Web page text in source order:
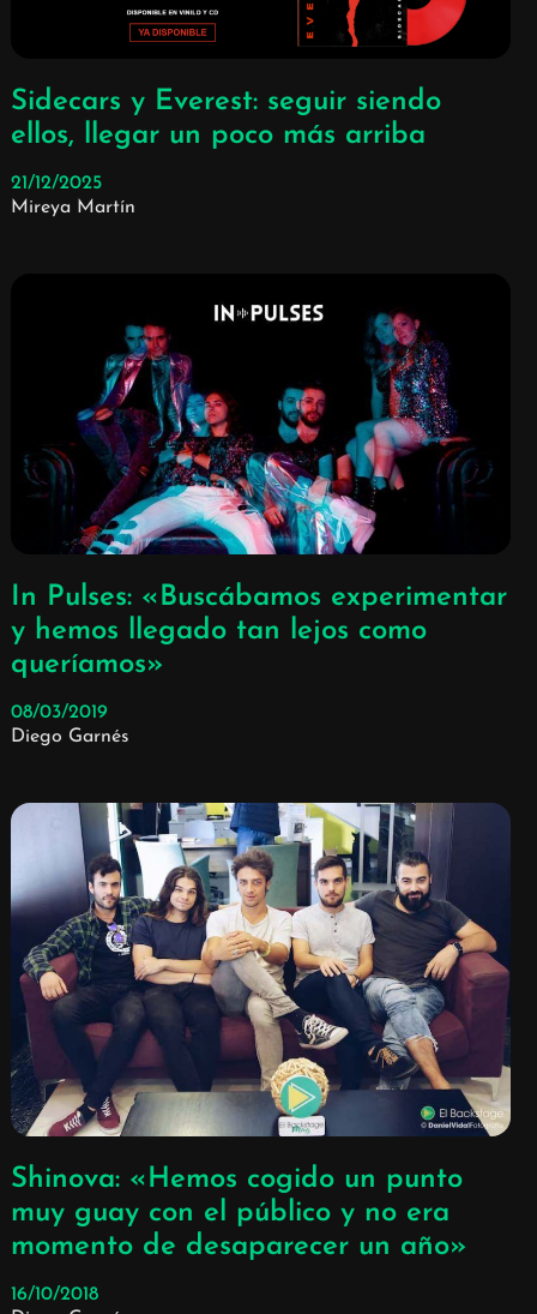
Sidecars y Everest: seguir siendo
ellos, llegar un poco más arriba
21/12/2025
Mireya Martín
In Pulses: «Buscábamos experimentar
y hemos llegado tan lejos como
queríamos»
08/03/2019
Diego Garnés
Shinova: «Hemos cogido un punto
muy guay con el público y no era
momento de desaparecer un año»
16/10/2018